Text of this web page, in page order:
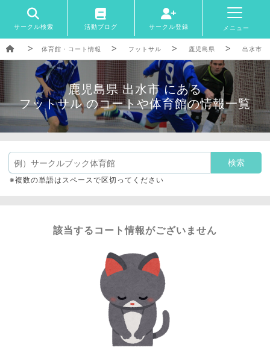
サークル検索 活動ブログ サークル登録 メニュー
体育館・コート情報 フットサル 鹿児島県 出水市
鹿児島県 出水市 にある
フットサル のコートや体育館の情報一覧
※複数の単語はスペースで区切ってください
該当するコート情報がございません